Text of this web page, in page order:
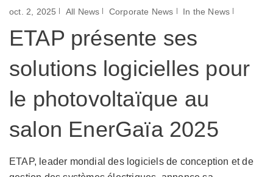
oct. 2, 2025 All News Corporate News In the News
ETAP présente ses
solutions logicielles pour
le photovoltaïque au
salon EnerGaïa 2025
ETAP, leader mondial des logiciels de conception et de